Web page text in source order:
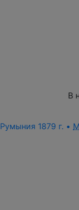
В
Румыния 1879 г. •